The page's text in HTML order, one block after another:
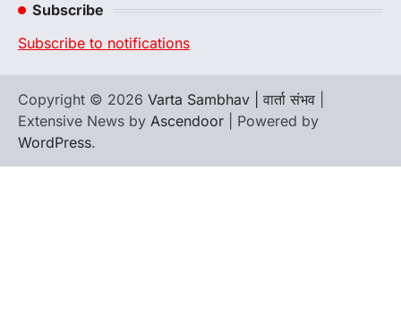
Subscribe
Subscribe to notifications
Copyright © 2026 Varta Sambhav | वार्ता संभव
Extensive News by Ascendoor | Powered by
WordPress.